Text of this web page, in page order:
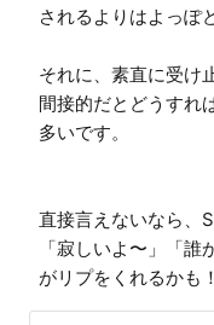
されるよりはよっぽ
それに、素直に受け
間接的だとどうすれ
多いです。
直接言えないなら、
「寂しいよ〜」「
がリプをくれるかも！